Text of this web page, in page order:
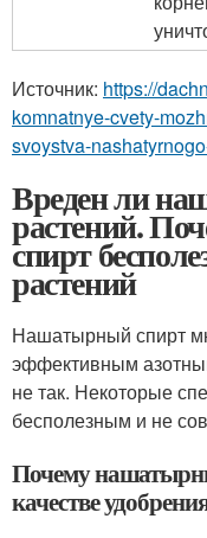
Источник: https://
komnatnye-cvety-
svoystva-
Вреден ли
растений.
спирт
растений
Нашатырный спирт
эффективным
не так. Некоторые
бесполезным и не
Почему
качестве